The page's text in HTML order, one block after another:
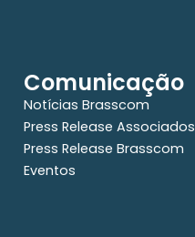
Comunicação
Notícias Brasscom
Press Release Associados
Press Release Brasscom
Eventos